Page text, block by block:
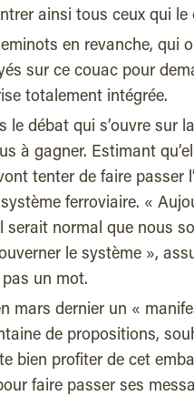
ainsi tous ceux qui le
en revanche, qui
sur ce couac pour
totalement intégrée.
le débat qui s’ouvre sur
à gagner. Estimant
tenter de faire passer
ferroviaire. «
serait normal que nous
le système »,
pas un mot.
mars dernier un «
de propositions,
bien profiter de cet
faire passer ses